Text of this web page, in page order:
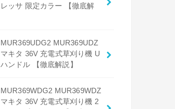
レッサ 限定カラー 【徹底解
MUR369UDG2 MUR369UDZ
マキタ 36V 充電式草刈り機 U
ハンドル 【徹底解説】
MUR369WDG2 MUR369WDZ
マキタ 36V 充電式草刈り機 2